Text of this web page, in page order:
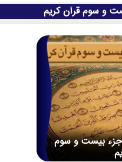
و سوم قرآن کریم
جزء بیست و سوم